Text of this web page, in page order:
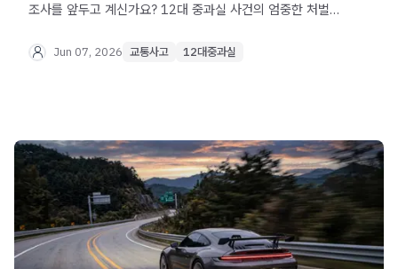
조사를 앞두고 계신가요? 12대 중과실 사건의 엄중한 처벌
오현 음주교통대응TF팀의 전문적인 조력 방안을 확인해
Jun 07, 2026 교통사고 12대중과실